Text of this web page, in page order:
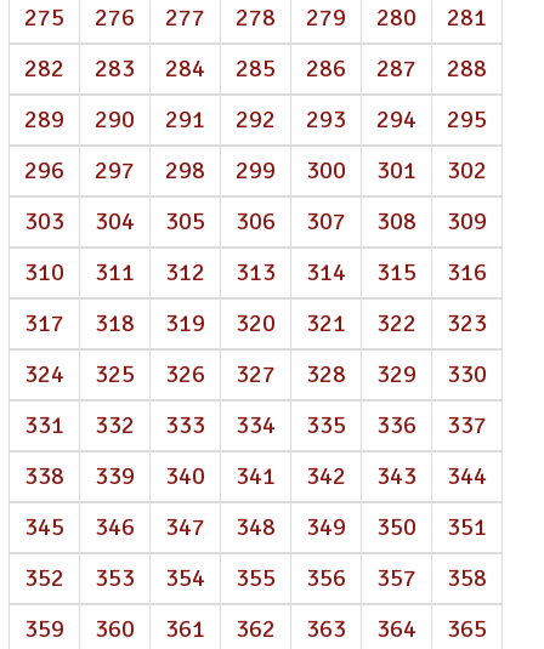
275
276 277 278 279 280
281
282
283 284 285 286 287
288
289
290 291 292 293 294
295
296
297 298 299 300 301
302
303
304 305 306 307 308
309
310
311 312 313 314 315
316
317
318 319 320 321 322
323
324
325 326 327 328 329
330
331
332 333 334 335 336
337
338
339 340 341 342 343
344
345
346 347 348 349 350
351
352
353 354 355 356 357
358
359
360 361 362 363 364 365